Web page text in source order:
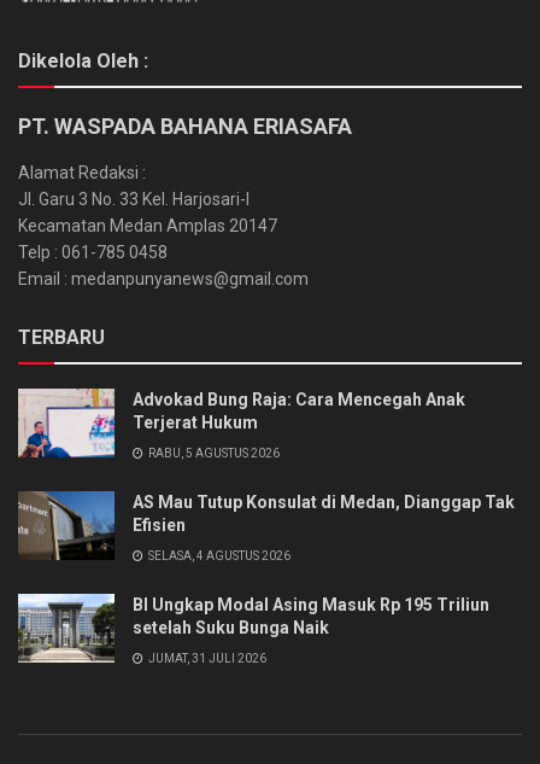
Dikelola Oleh :
PT. WASPADA BAHANA ERIASAFA
Alamat Redaksi :
Jl. Garu 3 No. 33 Kel. Harjosari-I
Kecamatan Medan Amplas 20147
Telp : 061-785 0458
Email : medanpunyanews@gmail.com
TERBARU
Advokad Bung Raja: Cara Mencegah Anak
Terjerat Hukum
RABU, 5 AGUSTUS 2026
AS Mau Tutup Konsulat di Medan, Dianggap Tak
Efisien
SELASA, 4 AGUSTUS 2026
BI Ungkap Modal Asing Masuk Rp 195 Triliun
setelah Suku Bunga Naik
JUMAT, 31 JULI 2026